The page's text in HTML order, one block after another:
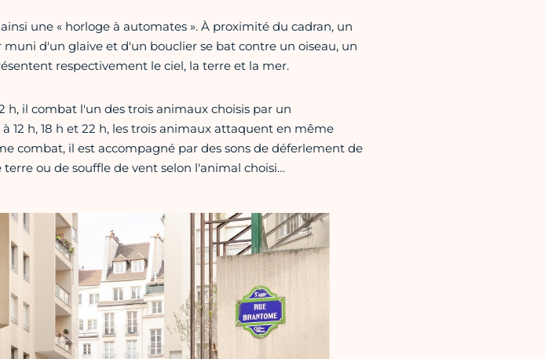
une « horloge à automates ». À proximité du cadran, un
d'un glaive et d'un bouclier se bat contre un oiseau, un
respectivement le ciel, la terre et la mer.
h, il combat l'un des trois animaux choisis par un
12 h, 18 h et 22 h, les trois animaux attaquent en même
combat, il est accompagné par des sons de déferlement de
ou de souffle de vent selon l'animal choisi…